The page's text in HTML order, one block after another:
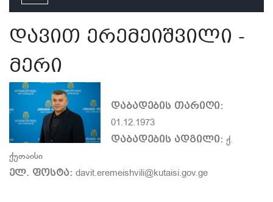
დავით ერემეიშვილი -
მერი
დაბადების თარიღი:
01.12.1973
დაბადების ადგილი: ქ.
ქუთაისი
ელ. ფოსტა: davit.eremeishvili@kutaisi.gov.ge